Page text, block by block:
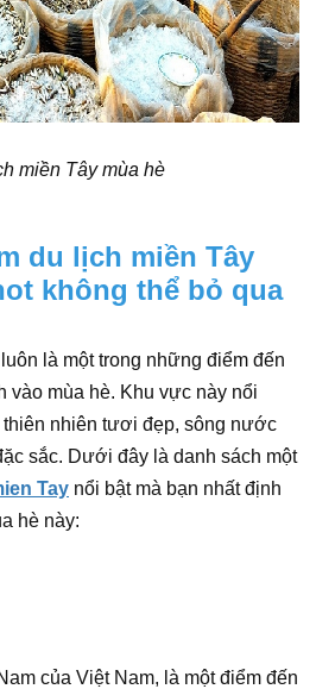
miền Tây mùa hè
du lịch miền Tây
không thể bỏ qua
là một trong những điểm đến
vào mùa hè. Khu vực này nổi
nhiên tươi đẹp, sông nước
sắc. Dưới đây là danh sách một
Tay nổi bật mà bạn nhất định
hè này:
của Việt Nam, là một điểm đến